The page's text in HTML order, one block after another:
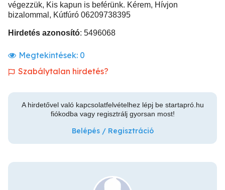
végezzük, Kis kapun is beférünk. Kérem, Hívjon
bizalommal, Kútfúró 06209738395
Hirdetés azonosító: 5496068
Megtekintések: 0
Szabálytalan hirdetés?
A hirdetővel való kapcsolatfelvételhez lépj be startapró.hu
fiókodba vagy regisztrálj gyorsan most!
Belépés / Regisztráció